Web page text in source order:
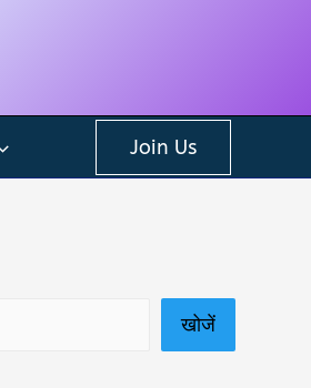
Join Us
खोजें